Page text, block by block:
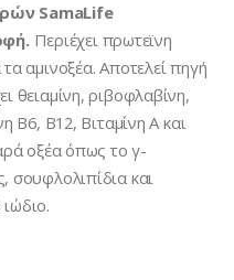
SamaLife
Περιέχει πρωτεϊνη
αμινοξέα. Αποτελεί πηγή
θειαμίνη, ριβοφλαβίνη,
Β6, Β12, Βιταμίνη Α και
οξέα όπως το γ-
σουφλολιπίδια και